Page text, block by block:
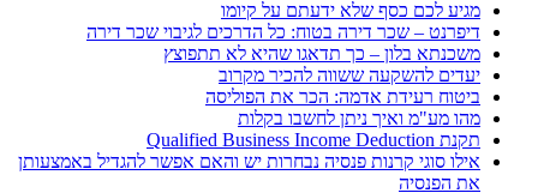
מגיע לכם כסף שלא ידעתם על קיומו
דיפרנט – שכר דירה בטוח: כל הדרכים לגיבוי שכר דירה
משכנתא בלון – כך תדאגו שהיא לא תתפוצץ
יעדים להשקעה ששווה להכיר מקרוב
ביטוח רעידת אדמה: הכר את הפוליסה
מהו מע"מ ואיך ניתן לחשבו בקלות
תקנת Qualified Business Income Deduction
אילו סוגי קרנות פנסיה נבחרות יש והאם אפשר להגדיל באמצעותן
את הפנסיה